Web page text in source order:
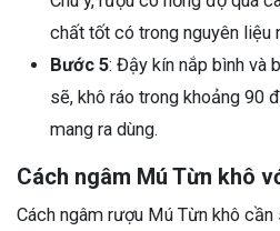
chất tốt có trong nguyên liệu
Bước 5: Đậy kín nắp bình và
sẽ, khô ráo trong khoảng 90
mang ra dùng.
Cách ngâm Mú Từn khô
Cách ngâm rượu Mú Từn khô cần